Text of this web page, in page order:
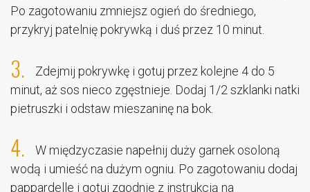
Po zagotowaniu zmniejsz ogień do średniego,
przykryj patelnię pokrywką i duś przez 10 minut.
3.
Zdejmij pokrywkę i gotuj przez kolejne 4 do 5
minut, aż sos nieco zgęstnieje. Dodaj 1/2 szklanki natki
pietruszki i odstaw mieszaninę na bok.
4.
W międzyczasie napełnij duży garnek osoloną
wodą i umieść na dużym ogniu. Po zagotowaniu dodaj
pappardelle i gotuj zgodnie z instrukcją na